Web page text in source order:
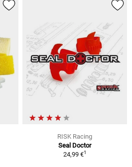
RISK Racing
Seal Doctor
24,99 €1